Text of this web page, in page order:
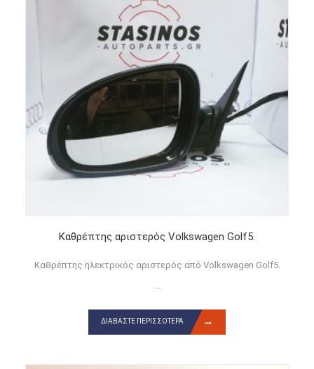
Καθρέπτης αριστερός Volkswagen Golf5.
Καθρέπτης ηλεκτρικός αριστερός από Volkswagen Golf5.
...
ΔΙΑΒΆΣΤΕ ΠΕΡΙΣΣΌΤΕΡΑ